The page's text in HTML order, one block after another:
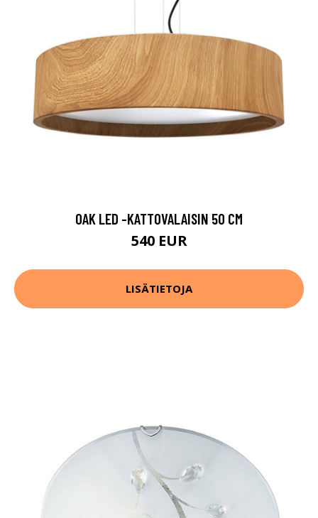
OAK LED -KATTOVALAISIN 50 CM
540 EUR
LISÄTIETOJA